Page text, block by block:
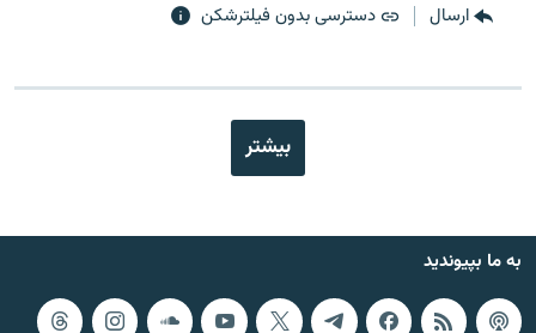
ارسال دسترسی بدون فیلترشکن
بیشتر
به ما بپیوندید